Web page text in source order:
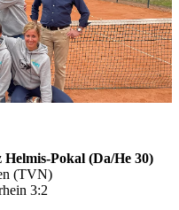
Pokal (Da/He 30)
(TVN)
3:2